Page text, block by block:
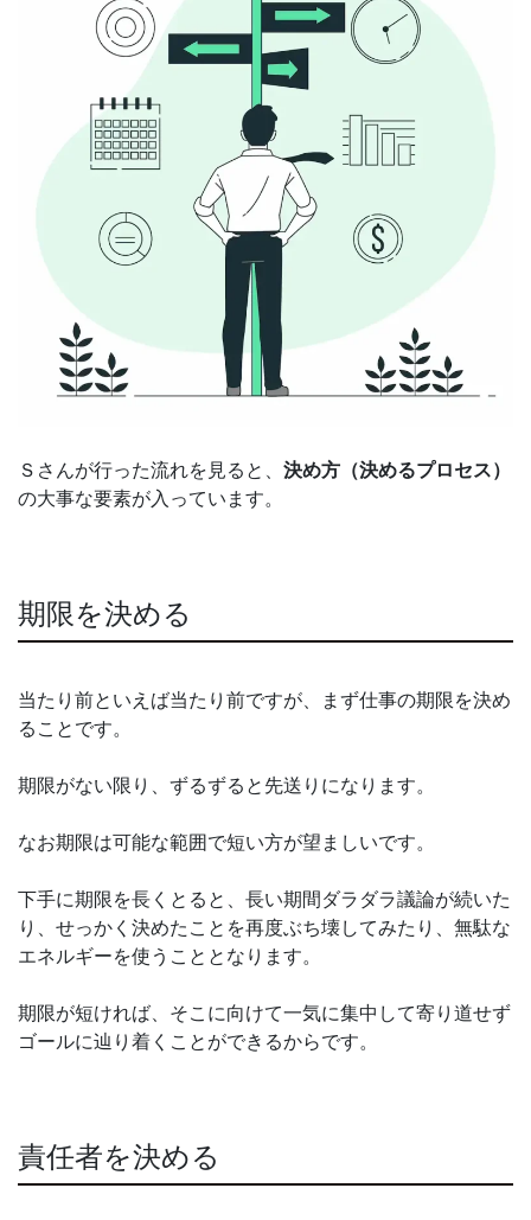
Ｓさんが行った流れを見ると、 決め方（決めるプロセス）
の大事な要素が入っています。
期限を決める
当たり前といえば当たり前ですが、まず仕事の期限を決め
ることです。
期限がない限り、ずるずると先送りになります。
なお期限は可能な範囲で短い方が望ましいです。
下手に期限を長くとると、長い期間ダラダラ議論が続いた
り、せっかく決めたことを再度ぶち壊してみたり、無駄な
エネルギーを使うこととなります。
期限が短ければ、そこに向けて一気に集中して寄り道せず
ゴールに辿り着くことができるからです。
責任者を決める